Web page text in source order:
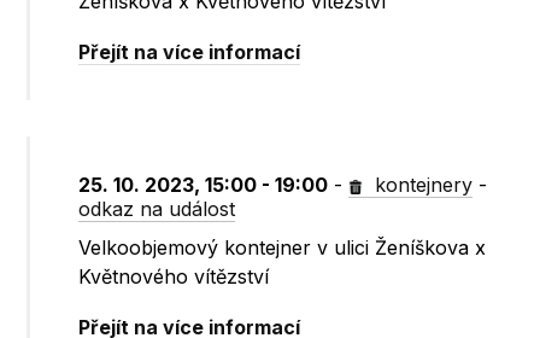
Přejít na více informací
25. 10. 2023, 15:00 - 19:00 - kontejnery -
odkaz na událost
Velkoobjemový kontejner v ulici Ženíškova x
Květnového vítězství
Přejít na více informací